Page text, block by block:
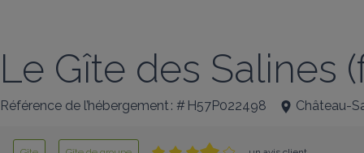
Le Gîte des Salines
Référence de l’hébergement : # H57P022498 Château-